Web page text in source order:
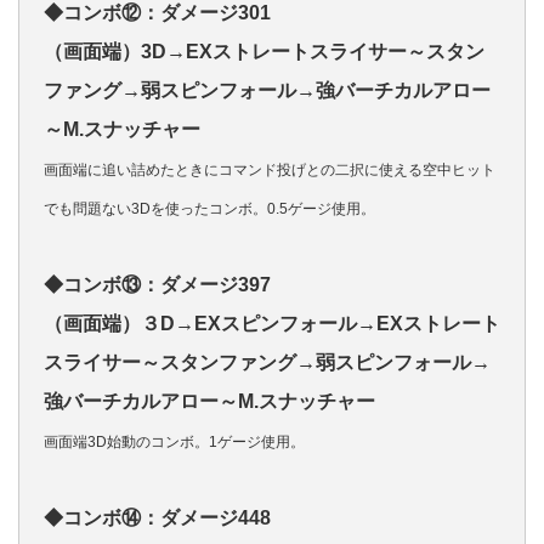
◆コンボ⑫：ダメージ301
（画面端）3D→EXストレートスライサー～スタン
ファング→弱スピンフォール→強バーチカルアロー
～M.スナッチャー
画面端に追い詰めたときにコマンド投げとの二択に使える空中ヒット
でも問題ない3Dを使ったコンボ。0.5ゲージ使用。
◆コンボ⑬：ダメージ397
（画面端）３D→EXスピンフォール→EXストレート
スライサー～スタンファング→弱スピンフォール→
強バーチカルアロー～M.スナッチャー
画面端3D始動のコンボ。1ゲージ使用。
◆コンボ⑭：ダメージ448